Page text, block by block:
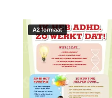
A2 formaat